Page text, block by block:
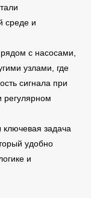
среде и
рядом с насосами,
узлами, где
сигнала при
регулярном
ключевая задача
удобно
и